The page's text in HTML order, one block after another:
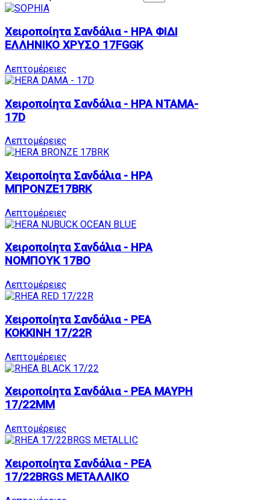
Χειροποίητα Σανδάλια - ΗΡΑ ΦΙΔΙ
ΕΛΛΗΝΙΚΟ ΧΡΥΣΟ 17FGGK
Λεπτομέρειες
Χειροποίητα Σανδάλια - ΗΡΑ ΝΤΑΜΑ-
17D
Λεπτομέρειες
Χειροποίητα Σανδάλια - ΗΡΑ
ΜΠΡΟΝΖΕ17BRK
Λεπτομέρειες
Χειροποίητα Σανδάλια - ΗΡΑ
ΝΟΜΠΟΥΚ 17BO
Λεπτομέρειες
Χειροποίητα Σανδάλια - ΡΕΑ
ΚΟΚΚΙΝΗ 17/22R
Λεπτομέρειες
Χειροποίητα Σανδάλια - ΡΕΑ ΜΑΥΡΗ
17/22MM
Λεπτομέρειες
Χειροποίητα Σανδάλια - ΡΕΑ
17/22BRGS ΜΕΤΑΛΛΙΚΟ